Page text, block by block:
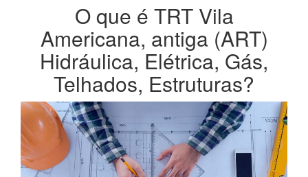
O que é TRT Vila
Americana, antiga (ART)
Hidráulica, Elétrica, Gás,
Telhados, Estruturas?